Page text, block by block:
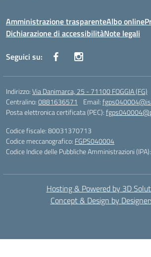
Amministrazione trasparenteAlbo online
Dichiarazione di accessibilitàNote legali
Seguici su:
Indirizzo:Via Danimarca, 25 - 71100 FOGGIA (FG)
Centralino:0881636571 Email:
Posta elettronica certificata (PEC):
Codice fiscale: 80031370713
Codice meccanografico: FGPS040004
Codice Indice delle Pubbliche Amministrazioni
Hosting & Powered by 3D
Concept & Design by